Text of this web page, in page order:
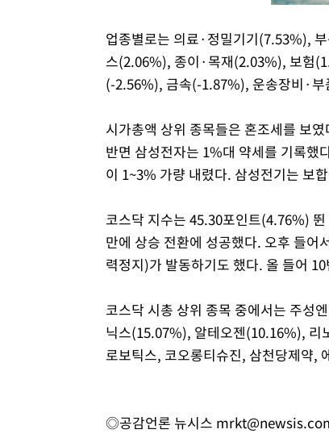
업종별로는 의료·정밀기기(7.53%),
스(2.06%), 종이·목재(2.03%), 보험
(-2.56%), 금속(-1.87%), 운송장비·
시가총액 상위 종목들은 혼조세를 보
반면 삼성전자는 1%대 약세를 기록했
이 1~3% 가량 내렸다. 삼성전기는 보
코스닥 지수는 45.30포인트(4.76%)
만에 상승 전환에 성공했다. 오후 들어
력정지)가 발동하기도 했다. 올 들어
코스닥 시총 상위 종목 중에서는 주성
닉스(15.07%), 알테오젠(10.16%), 리
로보틱스, 코오롱티슈진, 삼천당제약,
◎공감언론 뉴시스